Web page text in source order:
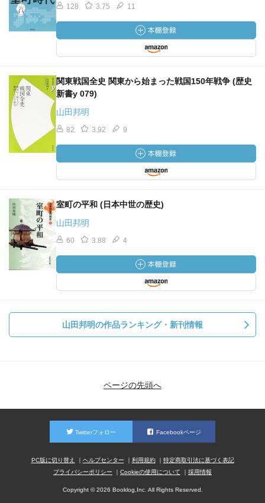
128 3.75 11
関東戦国全史 関東から始まった戦国150年戦争 (歴史
新書y 079)
山田邦明
82 3.92 9
室町の平和 (日本中世の歴史)
山田邦明
60 3.88 4
山田邦明の作品ランキング・新刊情報
ページの先頭へ
Twitterフォロー Facebookページ
PC版に切り替え ヘルプセンター 利用規約
特定商取引法に基づく表記
プライバシーポリシー
Cookieの使用について 採用情報
Copyright © 2026 Booklog,Inc. All Rights Reserved.